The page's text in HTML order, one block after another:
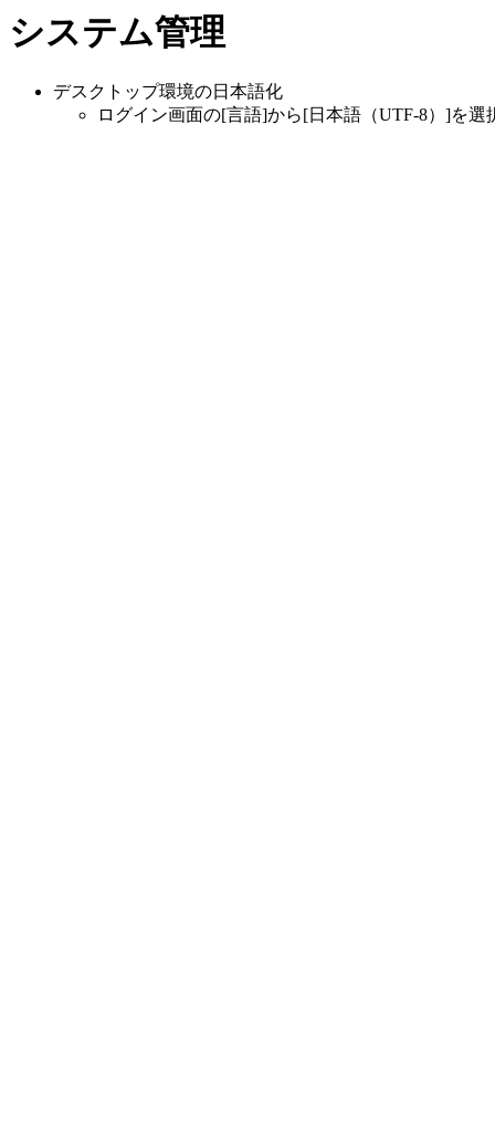
システム管理
デスクトップ環境の日本語化
ログイン画面の[言語]から[日本語（UTF-8）]を選